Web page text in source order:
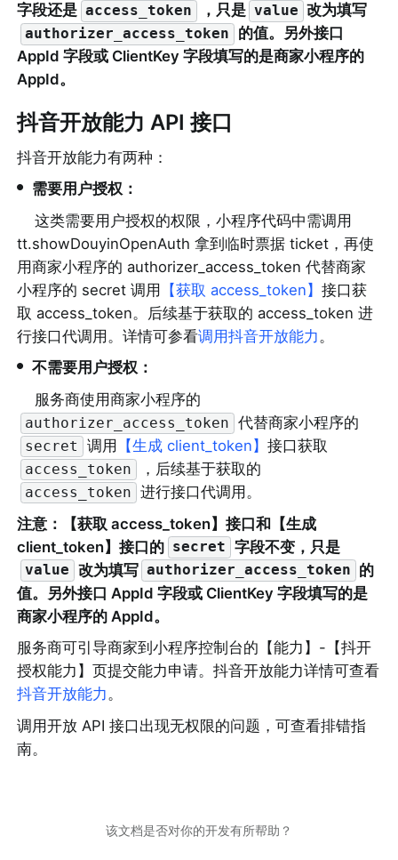
字段还是 access_token ，只是 value 改为填写
authorizer_access_token
的值。另外接口
AppId 字段或 ClientKey 字段填写的是商家小程序的
AppId。
抖音开放能力 API 接口
抖音开放能力有两种：
• 需要用户授权：
这类需要用户授权的权限，小程序代码中需调用
tt.showDouyinOpenAuth 拿到临时票据 ticket，再使
用商家小程序的 authorizer_access_token 代替商家
小程序的 secret 调用
【获取 access_token】接口获
取 access_token。后续基于获取的 access_token 进
行接口代调用。详情可参看调用抖音开放能力 。
• 不需要用户授权：
服务商使用商家小程序的
authorizer_access_token 代替商家小程序的
secret 调用 【生成 client_token】 接口获取
access_token ，后续基于获取的
access_token
进行接口代调用。
注意：【获取 access_token】接口和【生成
client_token】接口的 secret 字段不变，只是
value 改为填写 authorizer_access_token
的
值。另外接口 AppId 字段或 ClientKey 字段填写的是
商家小程序的 AppId。
服务商可引导商家到小程序控制台的【能力】-【抖开
授权能力 】页提交能力申请。抖音开放能力详情可查看
抖音开放能力。
调用开放 API 接口出现无权限的问题，可查看排错指
南。
该文档是否对你的开发有所帮助？